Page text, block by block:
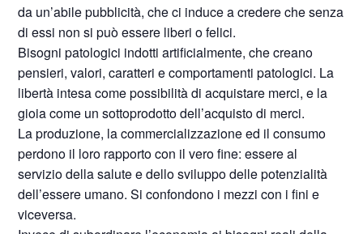
da un’abile pubblicità, che ci induce a credere che senza
di essi non si può essere liberi o felici.
Bisogni patologici indotti artificialmente, che creano
pensieri, valori, caratteri e comportamenti patologici. La
libertà intesa come possibilità di acquistare merci, e la
gioia come un sottoprodotto dell’acquisto di merci.
La produzione, la commercializzazione ed il consumo
perdono il loro rapporto con il vero fine: essere al
servizio della salute e dello sviluppo delle potenzialità
dell’essere umano. Si confondono i mezzi con i fini e
viceversa.